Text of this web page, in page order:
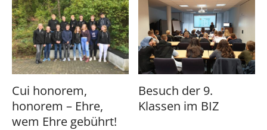
Cui honorem,
honorem – Ehre,
wem Ehre gebührt!
Besuch der 9.
Klassen im BIZ